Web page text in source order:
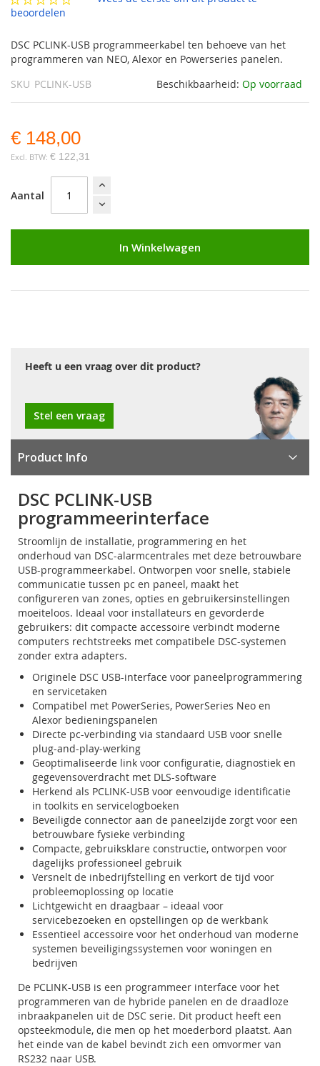
gallerij
beoordelen
DSC PCLINK-USB programmeerkabel ten behoeve van het
programmeren van NEO, Alexor en Powerseries panelen.
Beschikbaarheid: Op voorraad
SKU PCLINK-USB
€ 148,00
€ 122,31
Aantal
In Winkelwagen
Heeft u een vraag over dit product?
Stel een vraag
Product Info
DSC PCLINK-USB
programmeerinterface
Stroomlijn de installatie, programmering en het
onderhoud van DSC-alarmcentrales met deze betrouwbare
USB-programmeerkabel. Ontworpen voor snelle, stabiele
communicatie tussen pc en paneel, maakt het
configureren van zones, opties en gebruikersinstellingen
moeiteloos. Ideaal voor installateurs en gevorderde
gebruikers: dit compacte accessoire verbindt moderne
computers rechtstreeks met compatibele DSC-systemen
zonder extra adapters.
Originele DSC USB-interface voor paneelprogrammering
en servicetaken
Compatibel met PowerSeries, PowerSeries Neo en
Alexor bedieningspanelen
Directe pc-verbinding via standaard USB voor snelle
plug-and-play-werking
Geoptimaliseerde link voor configuratie, diagnostiek en
gegevensoverdracht met DLS-software
Herkend als PCLINK-USB voor eenvoudige identificatie
in toolkits en servicelogboeken
Beveiligde connector aan de paneelzijde zorgt voor een
betrouwbare fysieke verbinding
Compacte, gebruiksklare constructie, ontworpen voor
dagelijks professioneel gebruik
Versnelt de inbedrijfstelling en verkort de tijd voor
probleemoplossing op locatie
Lichtgewicht en draagbaar – ideaal voor
servicebezoeken en opstellingen op de werkbank
Essentieel accessoire voor het onderhoud van moderne
systemen beveiligingssystemen voor woningen en
bedrijven
De PCLINK-USB is een programmeer interface voor het
programmeren van de hybride panelen en de draadloze
inbraakpanelen uit de DSC serie. Dit product heeft een
opsteekmodule, die men op het moederbord plaatst. Aan
het einde van de kabel bevindt zich een omvormer van
RS232 naar USB.